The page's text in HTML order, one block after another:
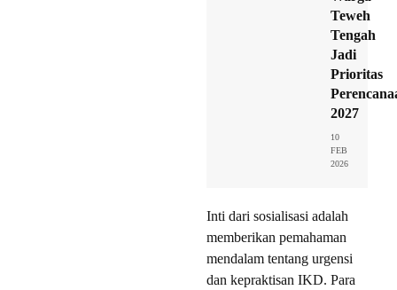
Teweh
Tengah
Jadi
Prioritas
2027
10
FEB
2026
Inti dari sosialisasi adalah
memberikan pemahaman
mendalam tentang urgensi
dan kepraktisan IKD. Para